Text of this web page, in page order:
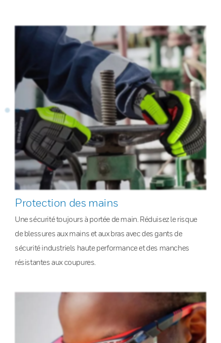
Protection des mains
Une sécurité toujours à portée de main. Réduisez le risque
de blessures aux mains et aux bras avec des gants de
sécurité industriels haute performance et des manches
résistantes aux coupures.